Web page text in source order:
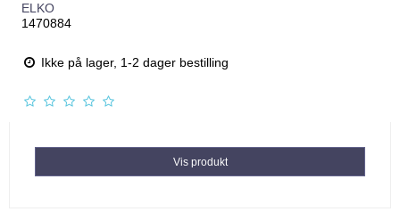
ELKO
1470884
Ikke på lager, 1-2 dager bestilling
Vis produkt